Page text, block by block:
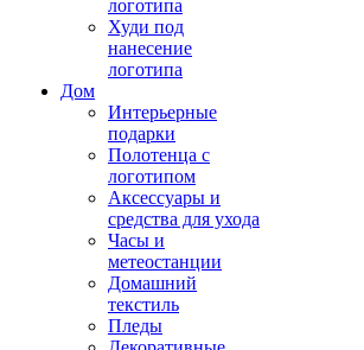
логотипа
Худи под
нанесение
логотипа
Дом
Интерьерные
подарки
Полотенца с
логотипом
Аксессуары и
средства для ухода
Часы и
метеостанции
Домашний
текстиль
Пледы